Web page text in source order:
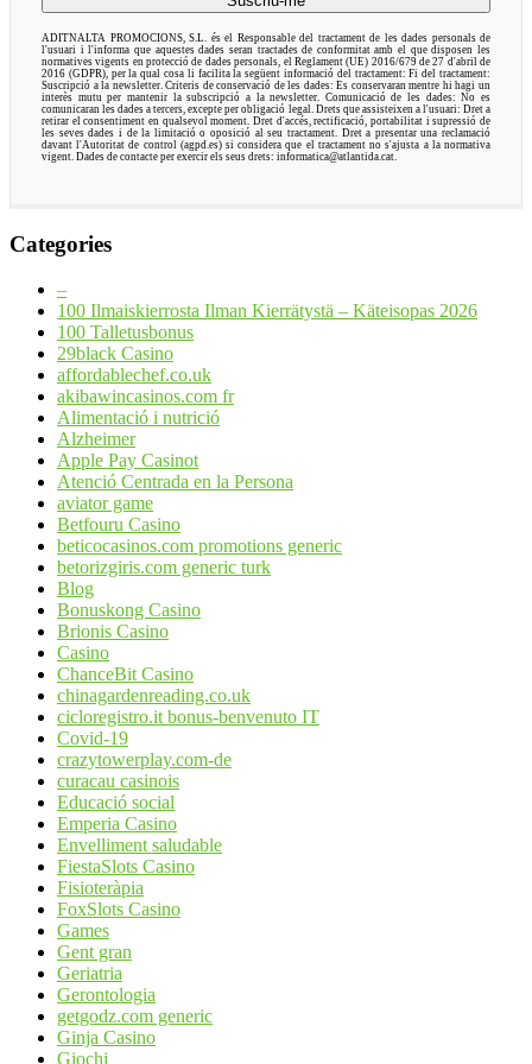
ADITNALTA PROMOCIONS, S.L. és el Responsable del tractament de les dades personals de
l'usuari i l'informa que aquestes dades seran tractades de conformitat amb el que disposen les
normatives vigents en protecció de dades personals, el Reglament (UE) 2016/679 de 27 d'abril de
2016 (GDPR), per la qual cosa li facilita la següent informació del tractament: Fi del tractament:
Suscripció a la newsletter. Criteris de conservació de les dades: Es conservaran mentre hi hagi un
interès mutu per mantenir la subscripció a la newsletter. Comunicació de les dades: No es
comunicaran les dades a tercers, excepte per obligació legal. Drets que assisteixen a l'usuari: Dret a
retirar el consentiment en qualsevol moment. Dret d'accés, rectificació, portabilitat i supressió de
les seves dades i de la limitació o oposició al seu tractament. Dret a presentar una reclamació
davant l'Autoritat de control (agpd.es) si considera que el tractament no s'ajusta a la normativa
vigent. Dades de contacte per exercir els seus drets: informatica@atlantida.cat.
Categories
–
100 Ilmaiskierrosta Ilman Kierrätystä – Käteisopas 2026
100 Talletusbonus
29black Casino
affordablechef.co.uk
akibawincasinos.com fr
Alimentació i nutrició
Alzheimer
Apple Pay Casinot
Atenció Centrada en la Persona
aviator game
Betfouru Casino
beticocasinos.com promotions generic
betorizgiris.com generic turk
Blog
Bonuskong Casino
Brionis Casino
Casino
ChanceBit Casino
chinagardenreading.co.uk
cicloregistro.it bonus-benvenuto IT
Covid-19
crazytowerplay.com-de
curacau casinois
Educació social
Emperia Casino
Envelliment saludable
FiestaSlots Casino
Fisioteràpia
FoxSlots Casino
Games
Gent gran
Geriatria
Gerontologia
getgodz.com generic
Ginja Casino
Giochi